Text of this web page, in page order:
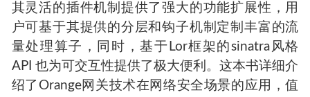
其灵活的插件机制提供了强大的功能扩展性，用
户可基于其提供的分层和钩子机制定制丰富的流
量处理算子，同时，基于 Lor框架的sinatra 风格
API 也为可交互性提供了极大便利。这本书详细介
绍了 Orange网关技术在网络安全场景的应用，值